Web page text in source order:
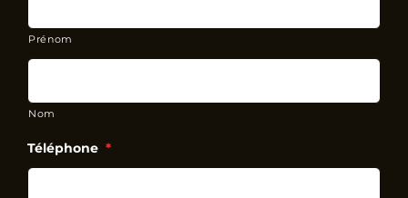
Prénom
Nom
Téléphone *